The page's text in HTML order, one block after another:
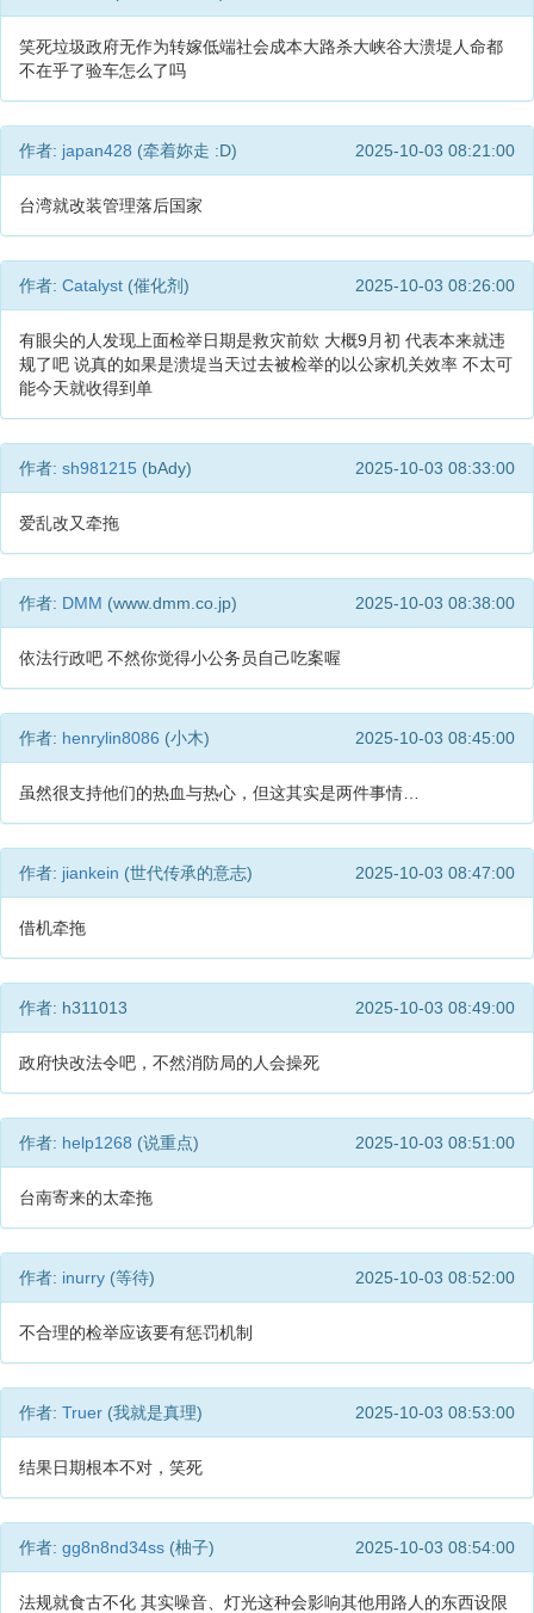
笑死垃圾政府无作为转嫁低端社会成本大路杀大峡谷大溃堤人命都
不在乎了验车怎么了吗
作者: japan428 (牵着妳走 :D) 2025-10-03 08:21:00
台湾就改装管理落后国家
作者: Catalyst (催化剂) 2025-10-03 08:26:00
有眼尖的人发现上面检举日期是救灾前欸 大概9月初 代表本来就违
规了吧 说真的如果是溃堤当天过去被检举的以公家机关效率 不太可
能今天就收得到单
作者: sh981215 (bAdy) 2025-10-03 08:33:00
爱乱改又牵拖
作者: DMM (www.dmm.co.jp) 2025-10-03 08:38:00
依法行政吧 不然你觉得小公务员自己吃案喔
作者: henrylin8086 (小木) 2025-10-03 08:45:00
虽然很支持他们的热血与热心，但这其实是两件事情…
作者: jiankein (世代传承的意志) 2025-10-03 08:47:00
借机牵拖
作者: h311013 2025-10-03 08:49:00
政府快改法令吧，不然消防局的人会操死
作者: help1268 (说重点) 2025-10-03 08:51:00
台南寄来的太牵拖
作者: inurry (等待) 2025-10-03 08:52:00
不合理的检举应该要有惩罚机制
作者: Truer (我就是真理) 2025-10-03 08:53:00
结果日期根本不对，笑死
作者: gg8n8nd34ss (柚子) 2025-10-03 08:54:00
法规就食古不化 其实噪音、灯光这种会影响其他用路人的东西设限